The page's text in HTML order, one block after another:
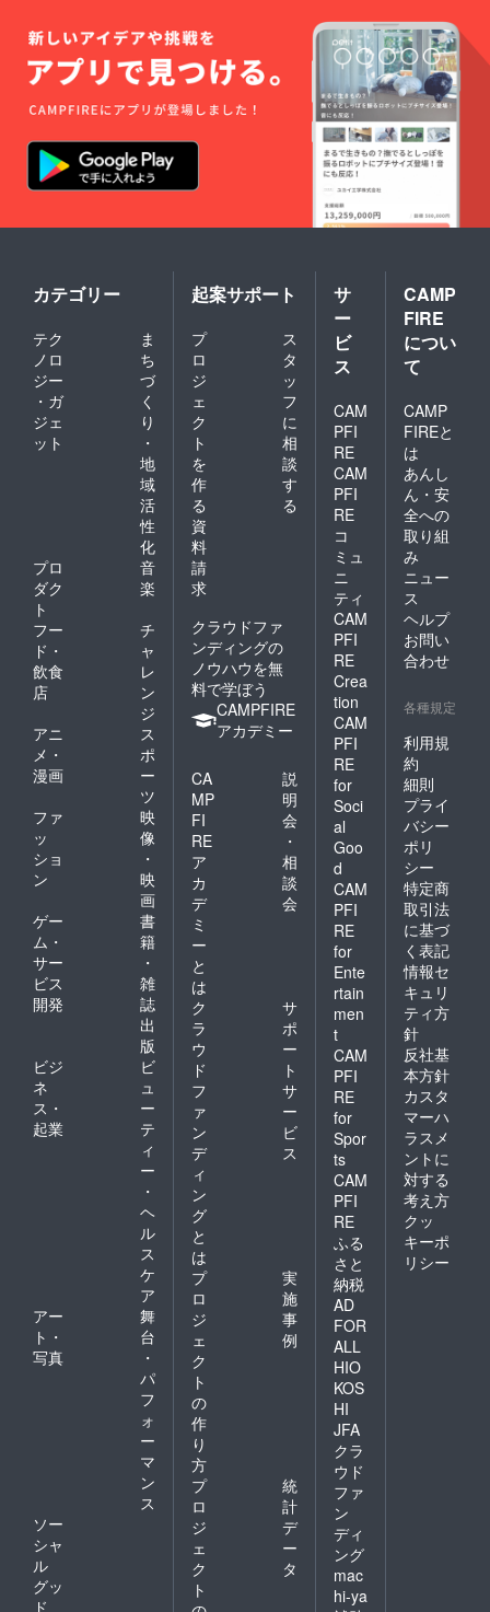
掲載を
お断り
する可
能性が
御座い
ます、
その場
合は
CAMPF
ザーID
を使用
させて
す。
カテゴリー
テク
ノロ
ジー
・ガ
ジェ
ット
ま
ち
づ
く
り
・
地
域
活
性
化
プロ
ダク
ト
音
楽
フー
ド・
飲食
店
チ
ャ
レ
ン
ジ
アニ
メ・
漫画
ス
ポ
ー
ツ
ファ
ッ
ショ
ン
映
像
・
映
画
ゲー
ム・
サー
ビス
開発
書
籍
・
雑
誌
出
版
ビジ
ネ
ス・
起業
ビ
ュ
ー
テ
ィ
ー
・
ヘ
ル
ス
ケ
ア
アー
ト・
写真
舞
台
・
パ
フ
ォ
ー
マ
ン
ス
ソー
シャ
ル
グッ
ド
起案サポート
プ
ロ
ジ
ェ
ク
ト
を
作
る
ス
タ
ッ
フ
に
相
談
す
る
資
料
請
求
クラウドファ
ンディングの
ノウハウを無
料で学ぼう
CAMPFIRE
アカデミー
CA
MP
FI
RE
ア
カ
デ
ミ
ー
と
は
説
明
会
・
相
談
会
ク
ラ
ウ
ド
フ
ァ
ン
デ
ィ
ン
グ
と
は
サ
ポ
ー
ト
サ
ー
ビ
ス
プ
ロ
ジ
ェ
ク
ト
の
作
り
方
実
施
事
例
プ
ロ
ジ
ェ
ク
ト
統
計
デ
ー
タ
サ
ー
ビ
ス
CAM
PFI
RE
CAM
PFI
RE
コ
ミュ
ニ
ティ
CAM
PFI
RE
Crea
tion
CAM
PFI
RE
for
Soci
al
Goo
d
CAM
PFI
RE
for
Ente
rtain
men
t
CAM
PFI
RE
for
Spor
ts
CAM
PFI
RE
ふる
さと
納税
AD
FOR
ALL
HIO
KOS
HI
JFA
クラ
ウド
ファ
ン
ディ
ング
mac
hi-ya
CAMP
FIRE
につい
て
CAMP
FIREと
は
あんし
ん・安
全への
取り組
み
ニュー
ス
ヘルプ
お問い
合わせ
各種規定
利用規
約
細則
プライ
バシー
ポリ
シー
特定商
取引法
に基づ
く表記
情報セ
キュリ
ティ方
針
反社基
本方針
カスタ
マーハ
ラスメ
ントに
対する
考え方
クッ
キーポ
リシー